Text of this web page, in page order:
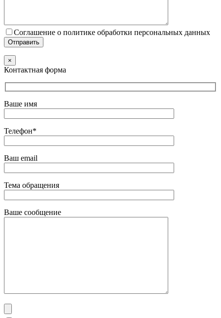
Соглашение о политике обработки персональных данных
×
Контактная форма
Ваше имя
Телефон*
Ваш email
Тема обращения
Ваше сообщение